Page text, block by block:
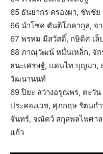
65 ธันยากร ครองผา, ชัพชัย
66 นำโชค ตันติโภคากุล, จ
67 พรหม มีสวัสดิ์, กษิดิศ เ
68 ภาณุวัฒน์ หมื่นเหล็ก, จั
ธนะเศรษฐ์, แดนไท บุญมา,
วัฒนานนท์
69 ปิยะ สว่างอรุณพร, ตะวั
ประคองเวช, ศุภกฤษ รัตนก
จันทร์, จณัตว์ สกุลพลไพศา
แก้ว